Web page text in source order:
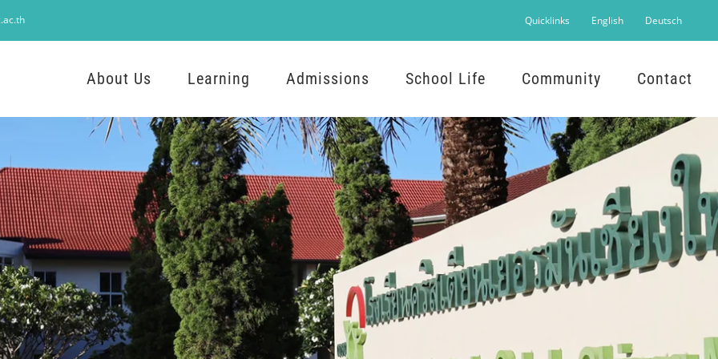
Quicklinks English Deutsch
About Us Learning Admissions School Life Community Contact